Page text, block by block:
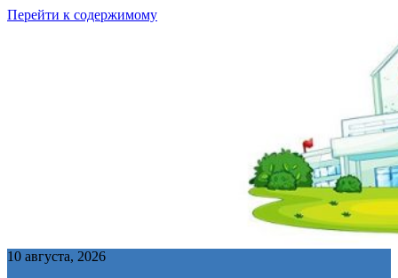
Перейти к содержимому
10 августа, 2026